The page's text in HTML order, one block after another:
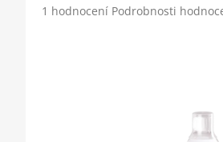
Průměrné
1 hodnocení Podrobnosti